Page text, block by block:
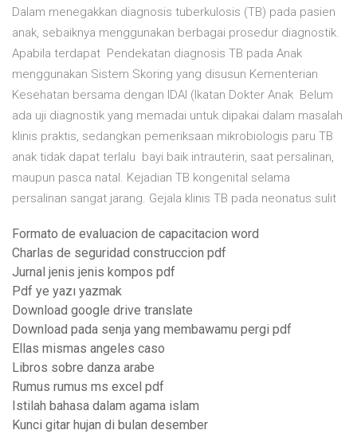
Dalam menegakkan diagnosis tuberkulosis (TB) pada pasien
anak, sebaiknya menggunakan berbagai prosedur diagnostik.
Apabila terdapat Pendekatan diagnosis TB pada Anak
menggunakan Sistem Skoring yang disusun Kementerian
Kesehatan bersama dengan IDAI (Ikatan Dokter Anak Belum
ada uji diagnostik yang memadai untuk dipakai dalam masalah
klinis praktis, sedangkan pemeriksaan mikrobiologis paru TB
anak tidak dapat terlalu bayi baik intrauterin, saat persalinan,
maupun pasca natal. Kejadian TB kongenital selama
persalinan sangat jarang. Gejala klinis TB pada neonatus sulit
Formato de evaluacion de capacitacion word
Charlas de seguridad construccion pdf
Jurnal jenis jenis kompos pdf
Pdf ye yazı yazmak
Download google drive translate
Download pada senja yang membawamu pergi pdf
Ellas mismas angeles caso
Libros sobre danza arabe
Rumus rumus ms excel pdf
Istilah bahasa dalam agama islam
Kunci gitar hujan di bulan desember